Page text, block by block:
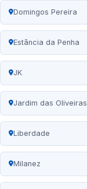
Domingos Pereira
Estância da Penha
JK
Jardim das Oliveiras
Liberdade
Milanez